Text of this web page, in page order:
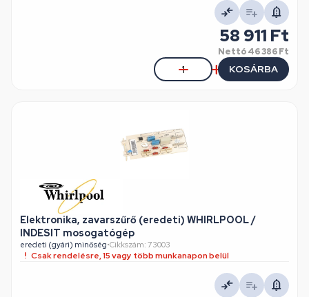
58 911 Ft
Nettó46 386 Ft
KOSÁRBA
Elektronika, zavarszűrő (eredeti) WHIRLPOOL /
INDESIT mosogatógép
eredeti (gyári) minőség•Cikkszám: 73003
Csak rendelésre, 15 vagy több munkanapon belül